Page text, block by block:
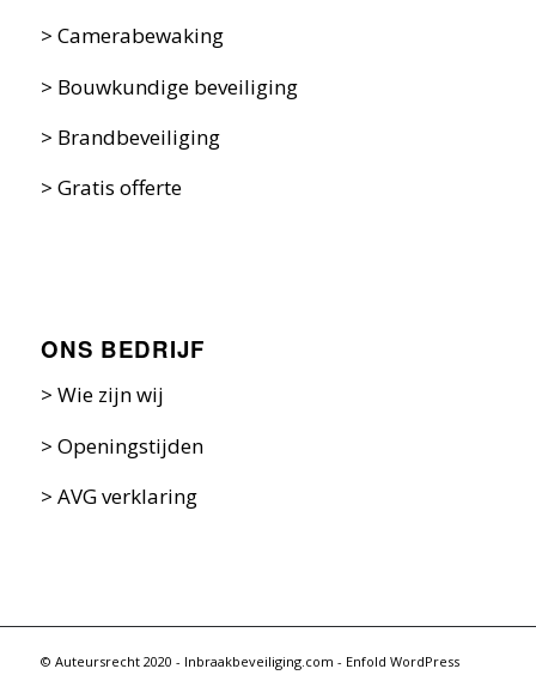
> Camerabewaking
> Bouwkundige beveiliging
> Brandbeveiliging
> Gratis offerte
ONS BEDRIJF
> Wie zijn wij
> Openingstijden
> AVG verklaring
© Auteursrecht 2020 - Inbraakbeveiliging.com - Enfold WordPress